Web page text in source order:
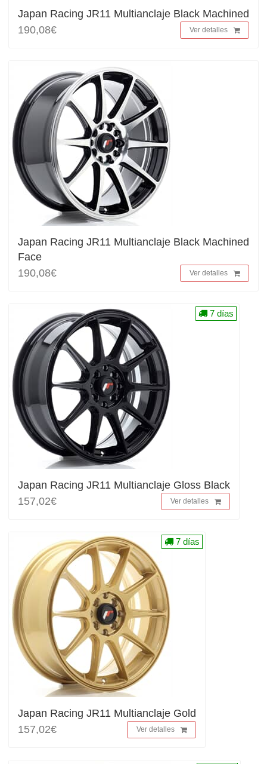
Japan Racing JR11 Multianclaje Black Machined
190,08€
Ver detalles
Japan Racing JR11 Multianclaje Black Machined
Face
190,08€
Ver detalles
Japan Racing JR11 Multianclaje Gloss Black
157,02€
Ver detalles
7 días
Japan Racing JR11 Multianclaje Gold
157,02€
Ver detalles
7 días